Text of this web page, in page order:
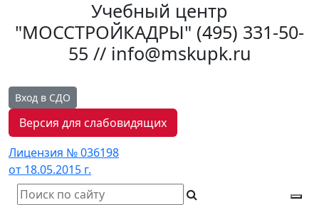
Учебный центр
"МОССТРОЙКАДРЫ" (495) 331-50-
55 // info@mskupk.ru
Вход в СДО
Версия для слабовидящих
Лицензия № 036198
от 18.05.2015 г.